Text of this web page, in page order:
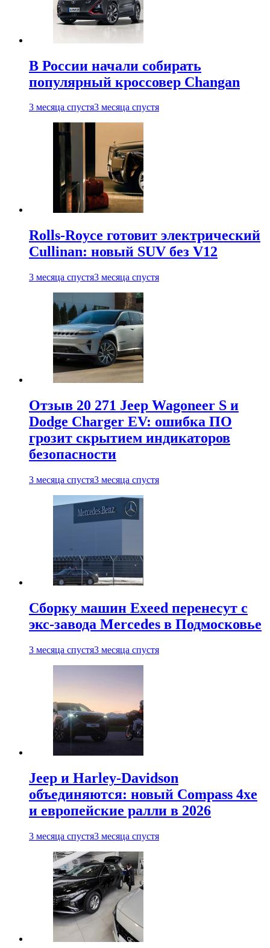
В России начали собирать
популярный кроссовер Changan
3 месяца спустя3 месяца спустя
Rolls-Royce готовит электрический
Cullinan: новый SUV без V12
3 месяца спустя3 месяца спустя
Отзыв 20 271 Jeep Wagoneer S и
Dodge Charger EV: ошибка ПО
грозит скрытием индикаторов
безопасности
3 месяца спустя3 месяца спустя
Сборку машин Exeed перенесут с
экс-завода Mercedes в Подмосковье
3 месяца спустя3 месяца спустя
Jeep и Harley-Davidson
объединяются: новый Compass 4xe
и европейские ралли в 2026
3 месяца спустя3 месяца спустя